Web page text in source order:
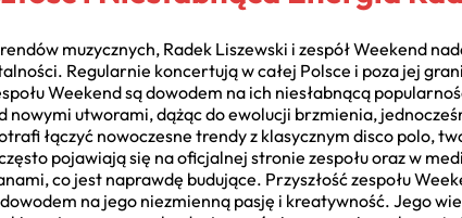
muzycznych, Radek Liszewski i zespół Weekend
Regularnie koncertują w całej Polsce i poza jej
Weekend są dowodem na ich niesłabnącą
utworami, dążąc do ewolucji brzmienia,
łączyć nowoczesne trendy z klasycznym disco polo,
pojawiają się na oficjalnej stronie zespołu oraz w
co jest naprawdę budujące. Przyszłość zespołu
na jego niezmienną pasję i kreatywność. Jego